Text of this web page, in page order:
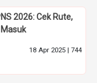
2026: Cek Rute,
18 Apr 2025 | 744